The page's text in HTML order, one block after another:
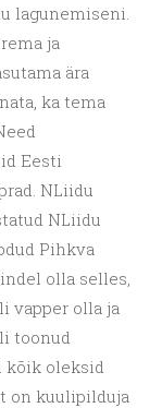
lagunemiseni.
ja
ära
ka tema
Eesti
NLiidu
NLiidu
Pihkva
olla selles,
vapper olla ja
toonud
kõik oleksid
on kuulipilduja